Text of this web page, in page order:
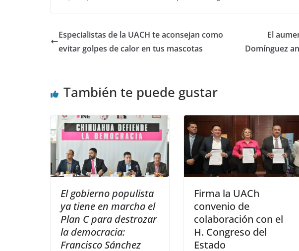
Especialistas de la UACH te aconsejan como
evitar golpes de calor en tus mascotas
El
Domínguez
También te puede gustar
El gobierno populista
ya tiene en marcha el
Plan C para destrozar
la democracia:
Francisco Sánchez
Firma la UACh
convenio de
colaboración con el
H. Congreso del
Estado